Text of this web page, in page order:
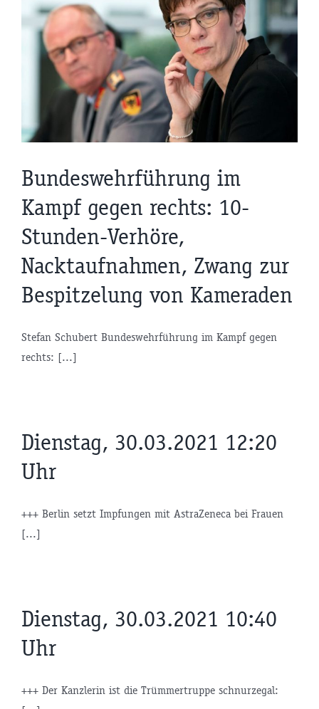
Bundeswehrführung im
Kampf gegen rechts: 10-
Stunden-Verhöre,
Nacktaufnahmen, Zwang zur
Bespitzelung von Kameraden
Stefan Schubert Bundeswehrführung im Kampf gegen
rechts: [...]
Dienstag, 30.03.2021 12:20
Uhr
+++ Berlin setzt Impfungen mit AstraZeneca bei Frauen
[...]
Dienstag, 30.03.2021 10:40
Uhr
+++ Der Kanzlerin ist die Trümmertruppe schnurzegal: